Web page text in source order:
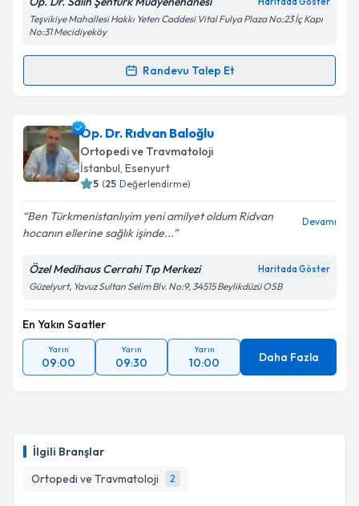
İlgili Branşlar
Ortopedi ve Travmatoloji
2
Kişisel verilerimin işlenmesine ilişkinAydınlatma
Metni
kapsamda işlenmesini kabul ediyorum.
Teşvikiye Mahallesi Hakkı Yeten Caddesi Vital Fulya Plaza No:23 İç Kapı
No:31 Mecidiyeköy
Randevu Talep Et
Randevu Takvimi Talebi
Op. Dr. Salih Şentürkiçin randevu takvimi talebi
oluşturun. Size bu uzmandan randevu almanız için bir
takvim hazırlandığında e-posta ile bilgilendireceğiz.
Kişisel verilerimin işlenmesine ilişkin
Aydınlatma
Metni'ni okudum ve kişisel verilerimin belirtilen
kapsamda işlenmesini kabul ediyorum.
Takvim Talebini Gönder
Op. Dr. Rıdvan Baloğlu
Ortopedi ve Travmatoloji
İstanbul, Esenyurt
5 (25 Değerlendirme)
Ben Türkmenistanlıyim yeni amilyet oldum Ridvan
hocanın ellerine sağlık işinde...
Devamı
Özel Medihaus Cerrahi Tıp Merkezi Haritada Göster
Güzelyurt, Yavuz Sultan Selim Blv. No:9, 34515 Beylikdüzü OSB
En Yakın Saatler
Yarın
09:00
Yarın
09:30
Yarın
10:00 Daha Fazla